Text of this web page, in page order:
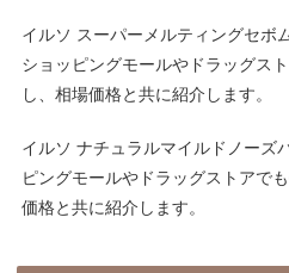
イルソ スーパーメルティングセボ
ショッピングモールやドラッグス
し、相場価格と共に紹介します。
イルソ ナチュラルマイルドノーズ
ピングモールやドラッグストアで
価格と共に紹介します。